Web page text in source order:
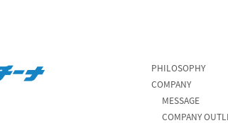
PHILOSOPHY
COMPANY
MESSAGE
COMPANY